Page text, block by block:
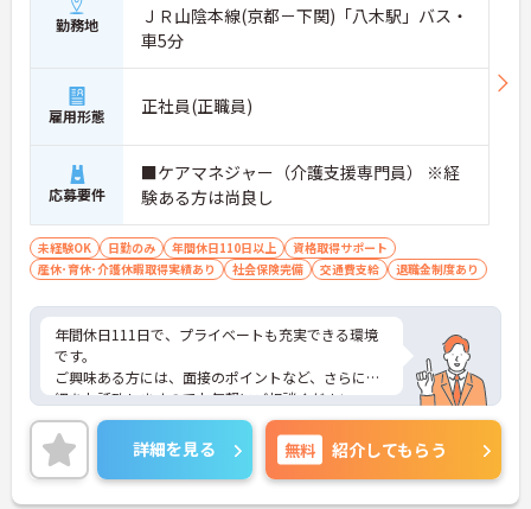
勤務地
ＪＲ山陰本線(京都－下関)「八木駅」バス・
車5分
雇用形態 正社員(正職員)
応募要件
■ケアマネジャー（介護支援専門員） ※経
験ある方は尚良し
未経験OK 日勤のみ 年間休日110日以上
資格取得サポート
産休･育休･介護休暇取得実績あり
社会保険完備 交通費支給 退職金制度あり
年間休日111日で、プライベートも充実できる環境
です。
ご興味ある方には、面接のポイントなど、さらに詳
細をお話致しますのでお気軽にご相談ください。
詳細を見る 無料 紹介してもらう